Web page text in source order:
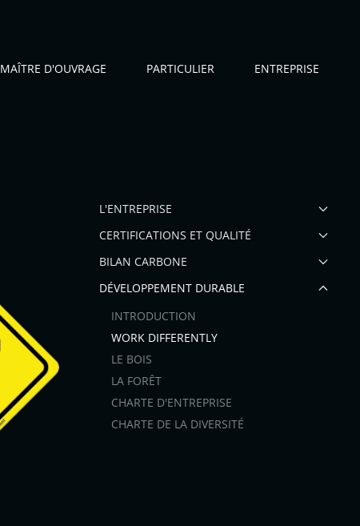
MAÎTRE D'OUVRAGE PARTICULIER ENTREPRISE
L'ENTREPRISE
CERTIFICATIONS ET QUALITÉ
BILAN CARBONE
DÉVELOPPEMENT DURABLE
INTRODUCTION
WORK DIFFERENTLY
LE BOIS
LA FORÊT
CHARTE D'ENTREPRISE
CHARTE DE LA DIVERSITÉ